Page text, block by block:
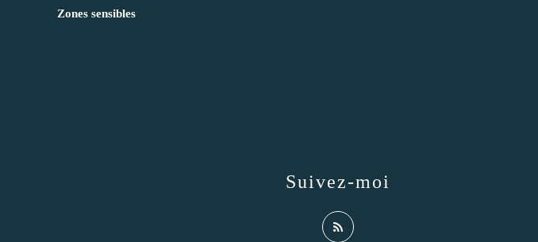
Zones sensibles
Suivez-moi